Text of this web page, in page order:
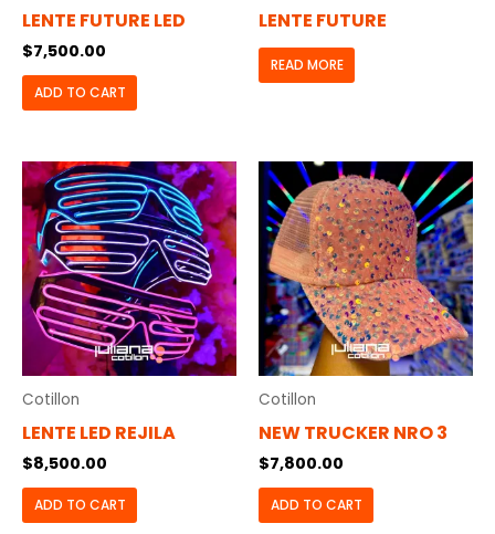
LENTE FUTURE LED
$7,500.00
ADD TO CART
LENTE FUTURE
READ MORE
Cotillon
LENTE LED REJILA
$8,500.00
ADD TO CART
Cotillon
NEW TRUCKER NRO 3
$7,800.00
ADD TO CART